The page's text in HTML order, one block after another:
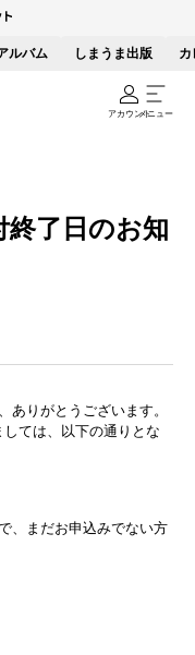
ルバム しまうま出版 カ
アカウントメニュー
終了日のお知
ありがとうございます。
ては、以下の通りとな
、まだお申込みでない方